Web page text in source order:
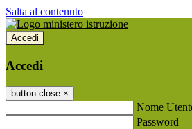
Salta al contenuto
Accedi
Accedi
button close ×
Nome
Password